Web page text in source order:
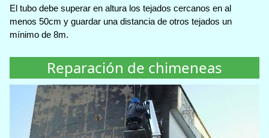
El tubo debe superar en altura los tejados cercanos en al
menos 50cm y guardar una distancia de otros tejados un
mínimo de 8m.
Reparación de chimeneas